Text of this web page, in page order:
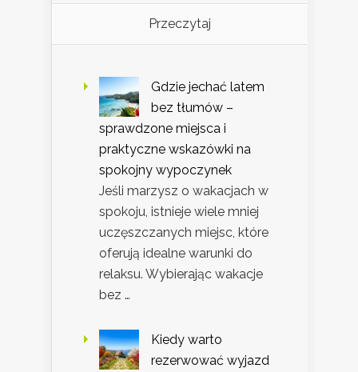
Przeczytaj
Gdzie jechać latem
bez tłumów –
sprawdzone miejsca i
praktyczne wskazówki na
spokojny wypoczynek
Jeśli marzysz o wakacjach w
spokoju, istnieje wiele mniej
uczęszczanych miejsc, które
oferują idealne warunki do
relaksu. Wybierając wakacje
bez …
Kiedy warto
rezerwować wyjazd